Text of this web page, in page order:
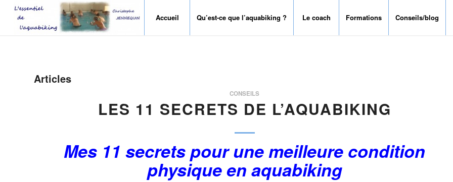
Accueil Qu’est-ce que l’aquabiking ? Le coach Formations Conseils/blog
Articles
CONSEILS
LES 11 SECRETS DE L’AQUABIKING
Mes 11 secretspour une meilleure condition
physiqueen aquabiking